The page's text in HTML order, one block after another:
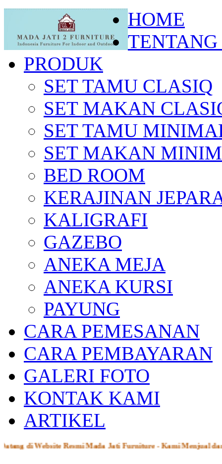
HOME
PRODUK
SET TAMU CLASIQ
SET MAKAN
SET TAMU
SET MAKAN
BED ROOM
KERAJINAN
KALIGRAFI
GAZEBO
ANEKA MEJA
ANEKA KURSI
PAYUNG
CARA PEMESANAN
CARA PEMBAYARAN
GALERI FOTO
KONTAK KAMI
ARTIKEL
di Website Resmi Mada Jati Furniture - Kami Menjual dan